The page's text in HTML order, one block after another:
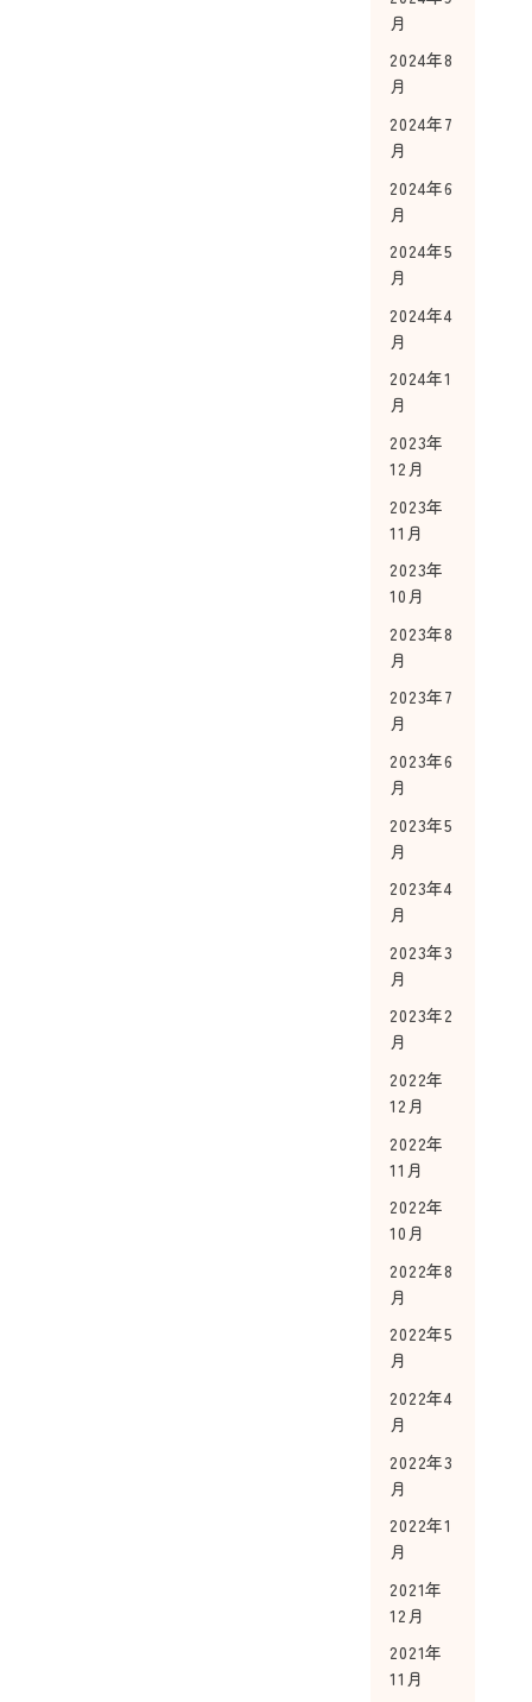
月
2024年8
月
2024年7
月
2024年6
月
2024年5
月
2024年4
月
2024年1
月
2023年
12月
2023年
11月
2023年
10月
2023年8
月
2023年7
月
2023年6
月
2023年5
月
2023年4
月
2023年3
月
2023年2
月
2022年
12月
2022年
11月
2022年
10月
2022年8
月
2022年5
月
2022年4
月
2022年3
月
2022年1
月
2021年
12月
2021年
11月